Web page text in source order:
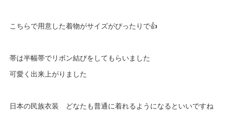
こちらで用意した着物がサイズがぴったりで👍
帯は半幅帯でリボン結びをしてもらいました
可愛く出来上がりました
日本の民族衣装 どなたも普通に着れるようになるといいですね